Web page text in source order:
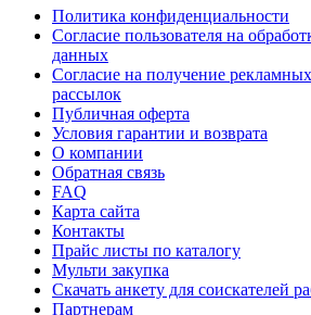
Политика конфиденциальности
Согласие пользователя на
данных
Согласие на получение
рассылок
Публичная оферта
Условия гарантии и возврата
О компании
Обратная связь
FAQ
Карта сайта
Контакты
Прайс листы по каталогу
Мульти закупка
Скачать анкету для соискателей
Партнерам